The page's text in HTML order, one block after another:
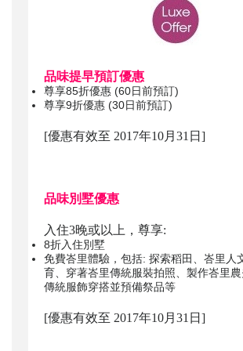
品味提早預訂優惠
尊享85折優惠 (60日前預訂)
尊享9折優惠 (30日前預訂)
[優惠有效至 2017年10月31日]
品味別墅優惠
入住3晚或以上，尊享:
8折入住別墅
免費峇里體驗，包括: 探索稻田、峇里人
育、穿著峇里傳統服裝拍照、製作峇里
傳統服飾穿搭並預備祭品等
[優惠有效至 2017年10月31日]